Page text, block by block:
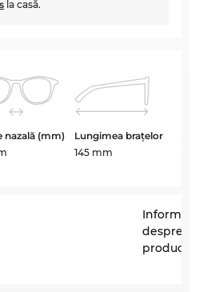
la casă.
nazală (mm)
Lungimea brațelor
145 mm
Informații
despre
producător